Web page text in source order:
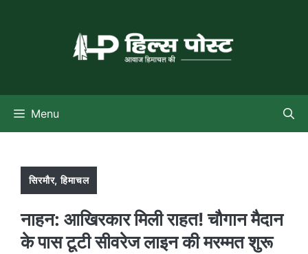
Menu
सिरमौर,हिमाचल
नाहन: आखिरकार मिली राहत! चौगान मैदान
के पास टूटी सीवरेज लाइन की मरम्मत शुरू